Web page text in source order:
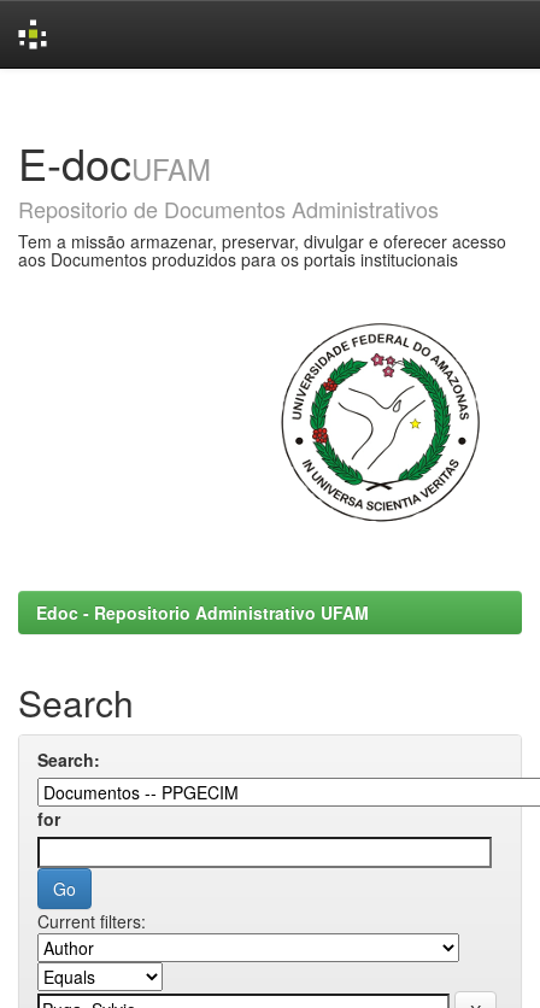
E-docUFAM
Repositorio de Documentos Administrativos
Tem a missão armazenar, preservar, divulgar e oferecer acesso
aos Documentos produzidos para os portais institucionais
Edoc - Repositorio Administrativo UFAM
Search
Search:
for
Current filters: